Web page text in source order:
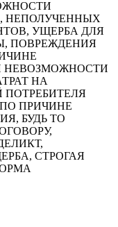
НЕПОЛУЧЕННЫХ
УЩЕРБА ДЛЯ
ПОВРЕЖДЕНИЯ
НЕВОЗМОЖНОСТИ
НА
ПРИЧИНЕ
БУДЬ ТО
СТРОГАЯ